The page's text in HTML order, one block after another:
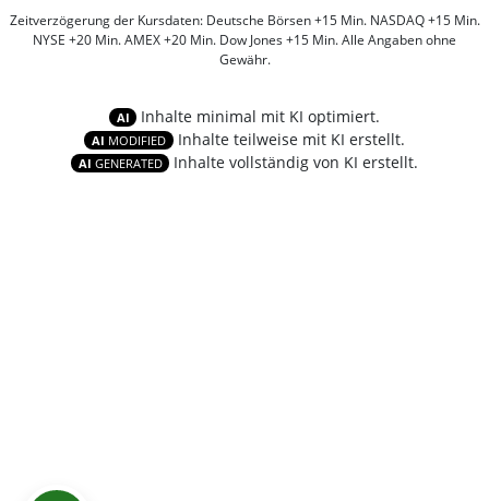
Zeitverzögerung der Kursdaten: Deutsche Börsen +15 Min. NASDAQ +15 Min.
NYSE +20 Min. AMEX +20 Min. Dow Jones +15 Min. Alle Angaben ohne
Gewähr.
AI Inhalte minimal mit KI optimiert.
AI MODIFIED Inhalte teilweise mit KI erstellt.
AI GENERATED Inhalte vollständig von KI erstellt.